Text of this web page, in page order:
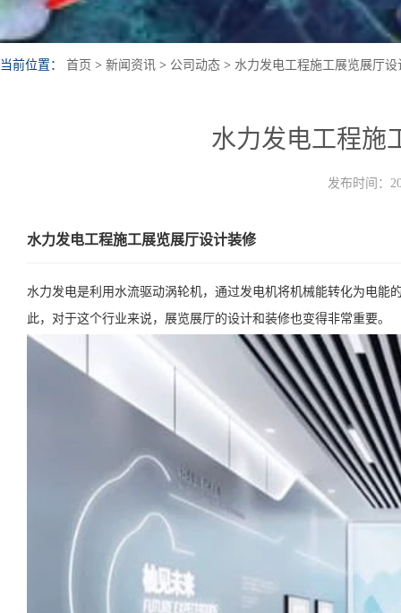
当前位置： 首页 > 新闻资讯 > 公司动态 > 水力发电工程施工展览展厅设
水力发电工程施
发布时间：
水力发电工程施工展览展厅设计装修
水力发电是利用水流驱动涡轮机，通过发电机将机械能转化为电
此，对于这个行业来说，展览展厅的设计和装修也变得非常重要。